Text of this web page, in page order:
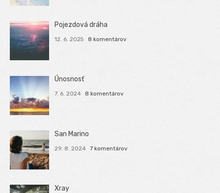
Pojezdová dráha
12. 6. 2025 8 komentárov
Únosnosť
7. 6. 2024 8 komentárov
San Marino
29. 8. 2024 7 komentárov
Xray